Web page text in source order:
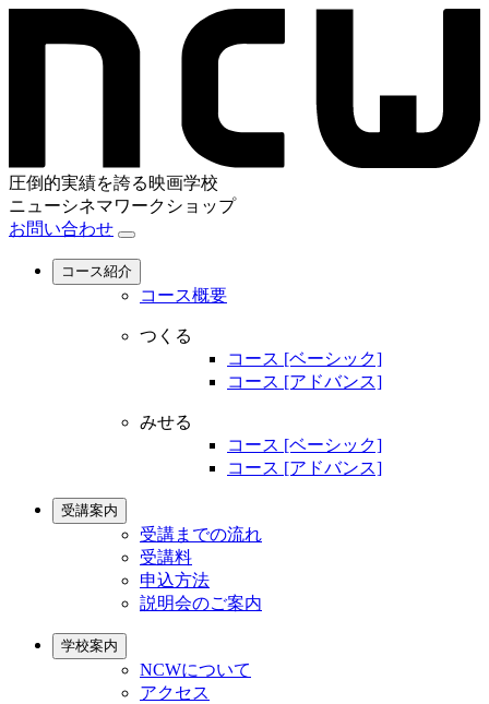
圧倒的実績を誇る映画学校
ニューシネマワークショップ
お問い合わせ
コース紹介
コース概要
つくる
コース [ベーシック]
コース [アドバンス]
みせる
コース [ベーシック]
コース [アドバンス]
受講案内
受講までの流れ
受講料
申込方法
説明会のご案内
学校案内
NCWについて
アクセス